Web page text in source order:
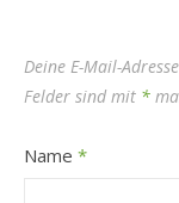
Deine E-Mail-
Felder sind mit *
Name *